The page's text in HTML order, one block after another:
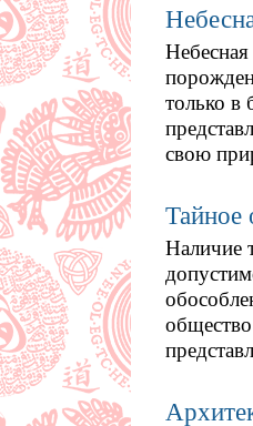
только в
свою
Тайное
Наличие